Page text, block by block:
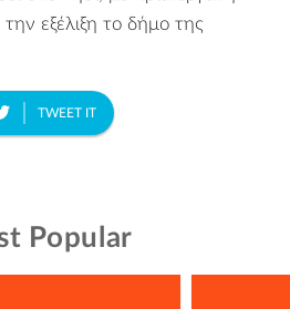
εξέλιξη το δήμο της
TWEET IT
Popular